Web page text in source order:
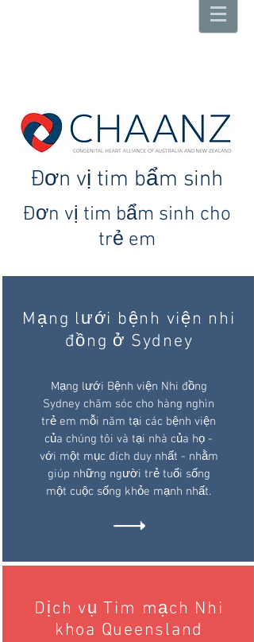
Đơn vị tim bẩm sinh
Đơn vị tim bẩm sinh cho
trẻ em
Mạng lưới bệnh viện nhi
đồng ở Sydney
Mạng lưới Bệnh viện Nhi đồng
Sydney chăm sóc cho hàng nghìn
trẻ em mỗi năm tại các bệnh viện
của chúng tôi và tại nhà của họ -
với một mục đích duy nhất - nhằm
giúp những người trẻ tuổi sống
một cuộc sống khỏe mạnh nhất.
Dịch vụ Tim mạch Nhi
khoa Queensland